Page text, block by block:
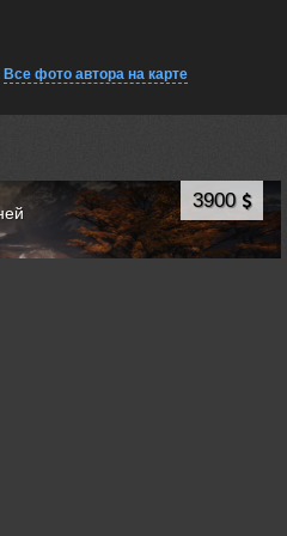
Все фото автора на карте
3900